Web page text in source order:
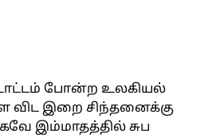
போன்ற உலகியல்
இறை சிந்தனைக்கு
இம்மாதத்தில் சுப